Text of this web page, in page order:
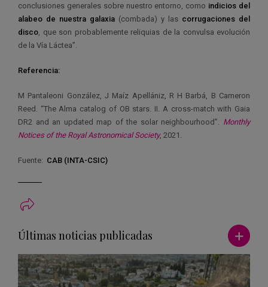
conclusiones generales sobre nuestro entorno, como indicios del
alabeo de nuestra galaxia (combada) y las corrugaciones del
disco, que son probablemente reliquias de la convulsa evolución
de la Vía Láctea”.
Referencia:
M Pantaleoni González, J Maíz Apellániz, R H Barbá, B Cameron
Reed. “The Alma catalog of OB stars. II. A cross-match with Gaia
DR2 and an updated map of the solar neighbourhood”. Monthly
Notices of the Royal Astronomical Society, 2021.
Fuente: CAB (INTA-CSIC)
Últimas noticias publicadas Ver más